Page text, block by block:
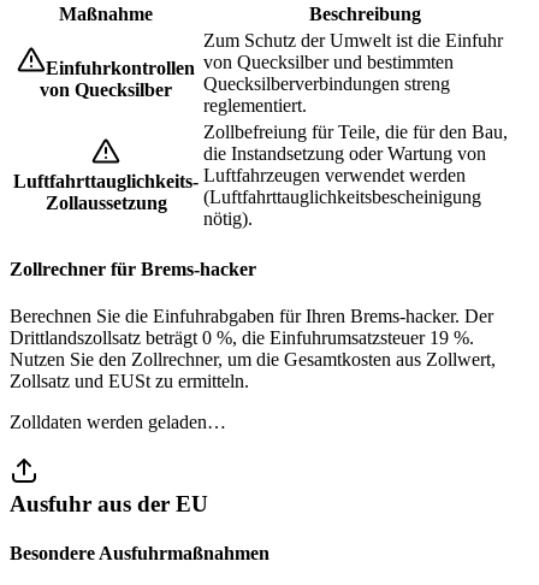
Maßnahme
Beschreibung
Einfuhrkontrollen
von Quecksilber
Zum Schutz der Umwelt ist die Einfuhr
von Quecksilber und bestimmten
Quecksilberverbindungen streng
reglementiert.
Luftfahrttauglichkeits-
Zollaussetzung
Zollbefreiung für Teile, die für den Bau,
die Instandsetzung oder Wartung von
Luftfahrzeugen verwendet werden
(Luftfahrttauglichkeitsbescheinigung
nötig).
Zollrechner für Brems-hacker
Berechnen Sie die Einfuhrabgaben für Ihren Brems-hacker. Der
Drittlandszollsatz beträgt 0 %, die Einfuhrumsatzsteuer 19 %.
Nutzen Sie den Zollrechner, um die Gesamtkosten aus Zollwert,
Zollsatz und EUSt zu ermitteln.
Zolldaten werden geladen…
Ausfuhr aus der EU
Besondere Ausfuhrmaßnahmen